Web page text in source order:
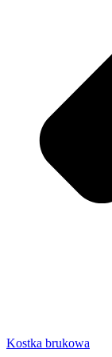
Kostka brukowa